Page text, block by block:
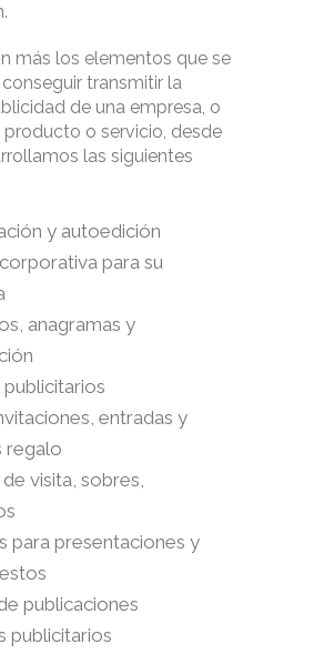
más los elementos que se
transmitir la
de una empresa, o
producto o servicio, desde
las siguientes
y autoedición
para su
anagramas y
entradas y
regalo
visita, sobres,
para presentaciones y
publicaciones
publicitarios